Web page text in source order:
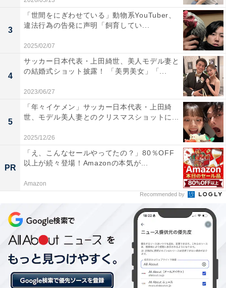
3
「世間をにぎわせている」動物系YouTuber、
違法行為の告発に声明「飼育してい...
2025/02/07
4
サッカー日本代表・上田綺世、美人モデル妻と
の結婚式ショット披露！ 「美男美女」「...
2023/06/27
5
「年々イケメン」サッカー日本代表・上田綺
世、モデル美人妻とのクリスマスショットに...
2025/12/26
PR
「え、こんなセールやってたの？」80％OFF
以上が続々登場！Amazonの本気が...
Amazon
Recommended by